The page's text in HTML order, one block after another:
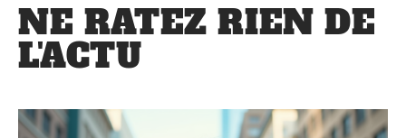
NE RATEZ RIEN DE
L'ACTU